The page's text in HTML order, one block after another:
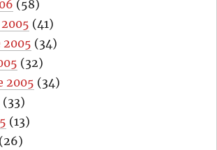
(58)
(41)
2005 (34)
(32)
2005 (34)
(33)
(13)
(26)